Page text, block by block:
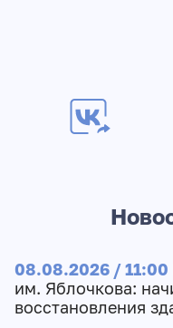
08.08.2026 / 11:00
им. Яблочкова:
восстановления